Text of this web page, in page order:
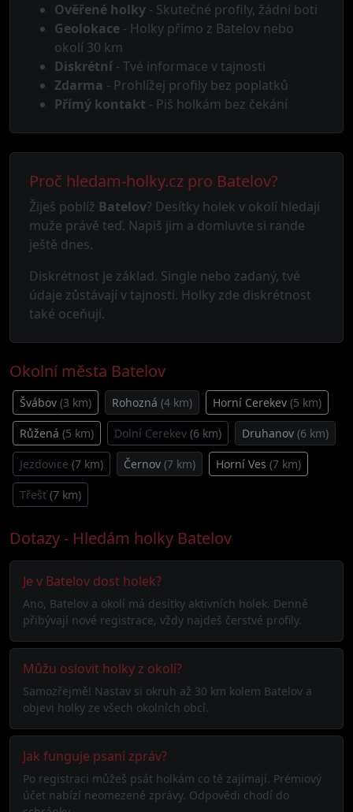
Ověřené holky - Skutečné profily, žádní boti
Geolokace - Holky přímo z Batelov nebo
okolí 30 km
Diskrétní - Tvé informace v tajnosti
Zdarma - Prohlížej profily bez poplatků
Přímý kontakt - Piš holkám bez čekání
Proč hledam-holky.cz pro Batelov?
Žiješ poblíž Batelov? Desítky holek v okolí hledají
muže právě teď. Napiš jim a domluvte si rande
ještě dnes.
Diskrétnost je základ. Single nebo zadaný, tvé
údaje zůstávají v tajnosti. Holky zde diskrétnost
také oceňují.
Okolní města Batelov
Švábov (3 km) Rohozná (4 km) Horní Cerekev (5 km)
Růžená (5 km) Dolní Cerekev (6 km) Druhanov (6 km)
Jezdovice (7 km) Černov (7 km) Horní Ves (7 km)
Třešť(7 km)
Dotazy - Hledám holky Batelov
Je v Batelov dost holek?
Ano, Batelov a okolí má desítky aktivních holek. Denně
přibývají nové registrace, vždy najdeš čerstvé profily.
Můžu oslovit holky z okolí?
Samozřejmě! Nastav si okruh až 30 km kolem Batelov a
objevi holky ze všech okolních obcí.
Jak funguje psaní zpráv?
Po registraci můžeš psát holkám co tě zajímají. Prémiový
účet nabízí neomezené zprávy. Odpovědi chodí do